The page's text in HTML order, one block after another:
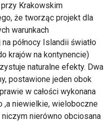
Krakowskim
że tworząc projekt dla
warunkach
północy Islandii światło
krajów na kontynencie)
naturalne efekty. Dwa
postawione jeden obok
w całości wykonana
,a niewielkie, wieloboczne
niczym nierówno obciosana